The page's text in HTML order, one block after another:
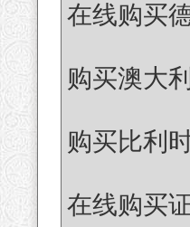
在线购买
购买澳大
购买比利
在线购买